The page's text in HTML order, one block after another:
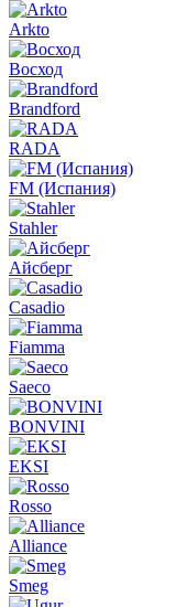
Arkto
Восход
Brandford
RADA
FM (Испания)
Stahler
Айсберг
Casadio
Fiamma
Saeco
BONVINI
EKSI
Rosso
Alliance
Smeg